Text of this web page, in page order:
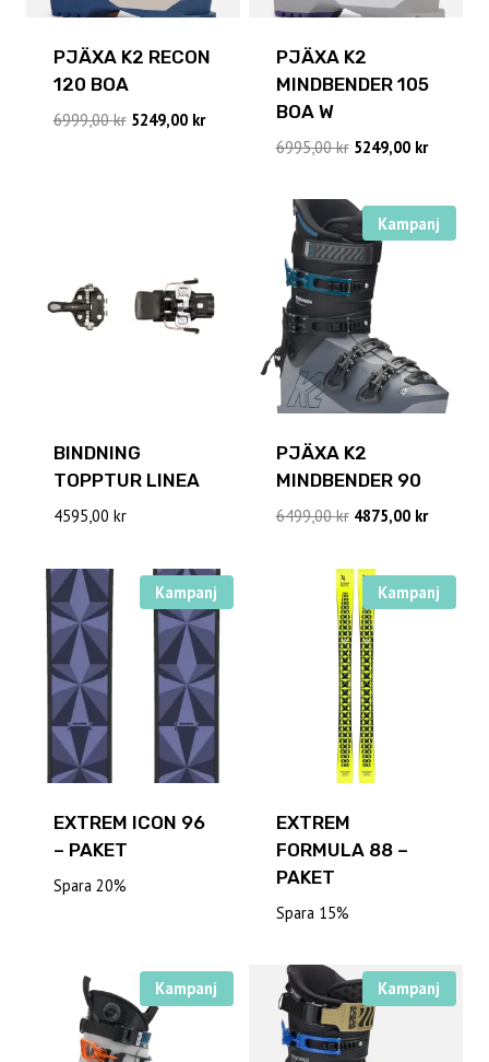
PJÄXA K2 RECON
120 BOA
6999,00kr Det
5249,00 krDet
nuvarande
PJÄXA K2
MINDBENDER 105
BOA W
6995,00kr Det
var:
6995,00 kr.
5249,00 krDet
är:
5249,00
BINDNING
TOPPTUR LINEA
4595,00 kr
Kampanj
PJÄXA K2
MINDBENDER 90
6499,00kr Det
priset
var:
6499,00 kr.
4875,00 krDet
är:
4875,00
Kampanj
EXTREM ICON 96
– PAKET
Spara 20%
Kampanj
EXTREM
FORMULA 88 –
PAKET
Spara 15%
Kampanj Kampanj